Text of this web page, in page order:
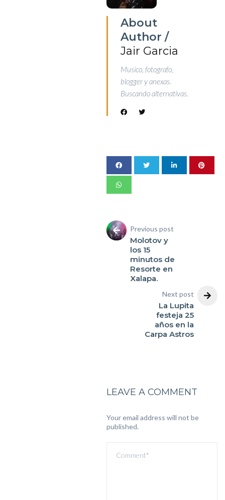
About
Author /
Jair Garcia
Musico, fotografo,
blogger y anexas.
Buscando alternativas.
Previous post
Molotov y
los 15
minutos de
Resorte en
Xalapa.
Next post
La Lupita
festeja 25
años en la
Carpa Astros
LEAVE A COMMENT
Your email address will not be
published.